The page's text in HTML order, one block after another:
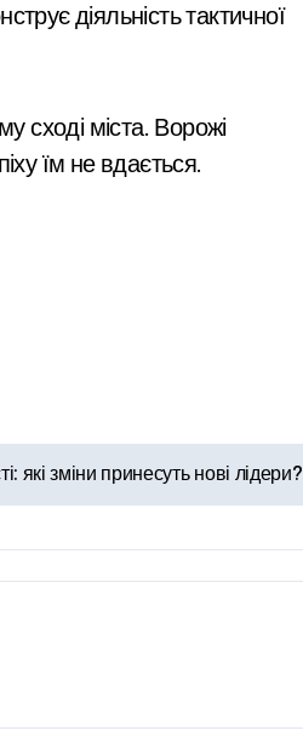
сході міста. Ворожі
їм не вдається.
які зміни принесуть нові лідери?